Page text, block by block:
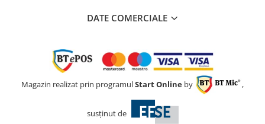
DATE COMERCIALE
Magazin realizat prin programulStart Online by ,
susținut de